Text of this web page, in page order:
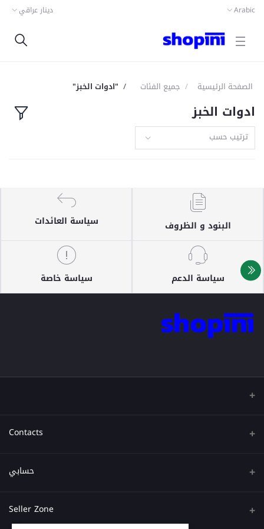
Arabic دينار عراقي
الصفحة الرئيسية جميع الفئات "ادوات الخبز"
ادوات الخبز
ترتيب حسب
البنود و الظروف سياسة العائدات
سياسة الدعم سياسة خاصة
Contacts
عنوان
حسابي
تسجيل الدخول
Seller Zone